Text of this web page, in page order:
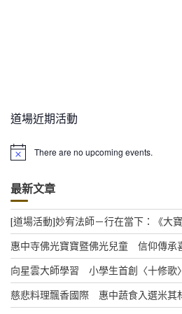
道場近期活動
N
i
c
e
There are no upcoming events.
最新文章
[道場活動]妙宥法師－行在當下：《大
惠中寺佛光寶寶暨佛光兒童 信仰傳承
向星雲大師學習 小學生首創〈十修歌
慈悲料理飄香國際 惠中蔬食入選米其